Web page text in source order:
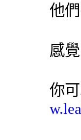
他
感
你